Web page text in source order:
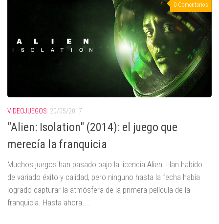
0 Comentarios
VIDEOJUEGOS 20/05/2017
"Alien: Isolation" (2014): el juego que
merecía la franquicia
Muchos juegos han pasado bajo la licencia Alien. Han habido
de variado éxito y calidad, pero ninguno hasta la fecha había
logrado capturar la atmósfera de la primera película de la
franquicia. Hasta ahora....